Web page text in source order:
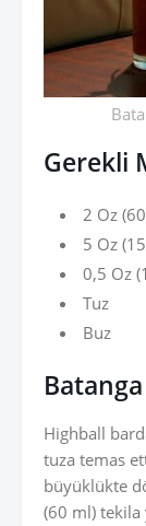
Gerekli
2 Oz
5 Oz
0,5 Oz
Tuz
Buz
Highball
tuza temas
büyüklükte
(60 ml) tekila